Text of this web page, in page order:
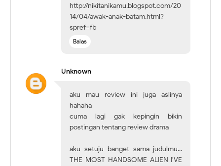
http://nikitanikamu.blogspot.com/20
14/04/awak-anak-batam.html?
spref=fb
Balas
Unknown
aku mau review ini juga aslinya
hahaha
cuma lagi gak kepingin bikin
postingan tentang review drama
aku setuju banget sama judulmu...
THE MOST HANDSOME ALIEN I'VE